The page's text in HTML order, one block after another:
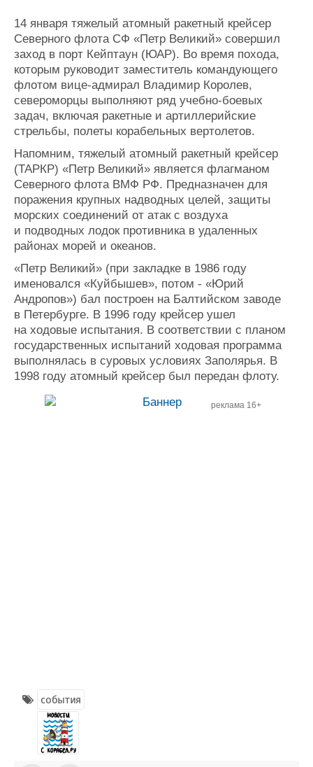
14 января тяжелый атомный ракетный крейсер
Северного флота СФ «Петр Великий» совершил
заход в порт Кейптаун (ЮАР). Во время похода,
которым руководит заместитель командующего
флотом вице-адмирал Владимир Королев,
североморцы выполняют ряд учебно-боевых
задач, включая ракетные и артиллерийские
стрельбы, полеты корабельных вертолетов.
Напомним, тяжелый атомный ракетный крейсер
(ТАРКР) «Петр Великий» является флагманом
Северного флота ВМФ РФ. Предназначен для
поражения крупных надводных целей, защиты
морских соединений от атак с воздуха
и подводных лодок противника в удаленных
районах морей и океанов.
«Петр Великий» (при закладке в 1986 году
именовался «Куйбышев», потом ‑ «Юрий
Андропов») бал построен на Балтийском заводе
в Петербурге. В 1996 году крейсер ушел
на ходовые испытания. В соответствии с планом
государственных испытаний ходовая программа
выполнялась в суровых условиях Заполярья. В
1998 году атомный крейсер был передан флоту.
реклама 16+
события